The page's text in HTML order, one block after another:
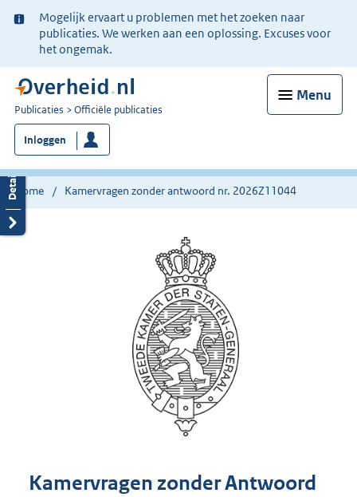
Ter
informatie:
Mogelijk ervaart u problemen met het zoeken naar
publicaties. We werken aan een oplossing. Excuses voor
het ongemak.
Menu
U
bent
nu
hier:
Publicaties Officiële publicaties
Inloggen
Home Kamervragen zonder antwoord nr. 2026Z11044
Kamervragen zonder Antwoord